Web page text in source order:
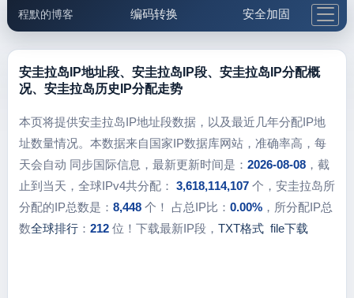
程默的博客 编码转换 安全加固
邮件工具 生活便民 更多工具
5.1支付宝大红包
安圭拉岛IP地址段、安圭拉岛IP段、安圭拉岛IP分配概
况、安圭拉岛历史IP分配走势
本页将提供安圭拉岛IP地址段数据，以及最近几年分配IP地
址数量情况。本数据来自国家IP数据库网站，准确率高，每
天会自动 同步国际信息，最新更新时间是： 2026-08-08，截
止到当天，全球IPv4共分配： 3,618,114,107个，安圭拉岛所
分配的IP总数是： 8,448个！ 占总IP比： 0.00%，所分配IP总
数全球排行： 212位！下载最新IP段， TXT格式 file下载